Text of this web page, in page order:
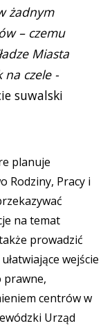
żadnym
– czemu
Miasta
na czele -
suwalski
planuje
Rodziny, Pracy i
na temat
prowadzić
wejście
prawne,
centrów w
Urząd